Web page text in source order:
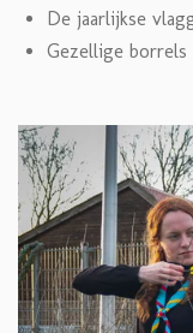
De jaarlijkse
Gezellige borrels